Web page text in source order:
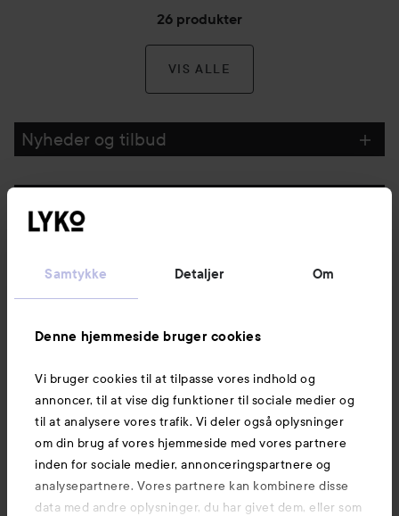
Samtykke Detaljer Om
Denne hjemmeside bruger cookies
Vi bruger cookies til at tilpasse vores indhold og
annoncer, til at vise dig funktioner til sociale medier og
til at analysere vores trafik. Vi deler også oplysninger
om din brug af vores hjemmeside med vores partnere
inden for sociale medier, annonceringspartnere og
analysepartnere. Vores partnere kan kombinere disse
data med andre oplysninger, du har givet dem, eller som
26 produkter
VIS ALLE
Nyheder og tilbud
Kundeservice
Information
Mere at udforske